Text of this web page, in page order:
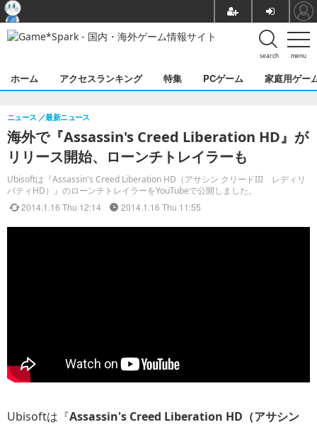
menu
search
ホーム アクセスランキング 特集 PCゲーム 家庭用ゲー
海外で『Assassin's Creed Liberation HD』が
リリース開始、ローンチトレイラーも
Ubisoftは『Assassin's Creed Liberation HD（アサシン クリードIII レディリ
バティHD）』のローンチトレイラーをYouTubeで公開しました。
ニュース 最新ニュース
2014.1.16 Thu 12:14 2014.1.16 Thu 11:55
Ubisoftは『Assassin's Creed Liberation HD（アサシン